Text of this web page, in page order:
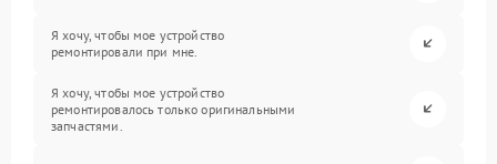
Я хочу, чтобы мое устройство
ремонтировали при мне.
Я хочу, чтобы мое устройство
ремонтировалось только оригинальными
запчастями.